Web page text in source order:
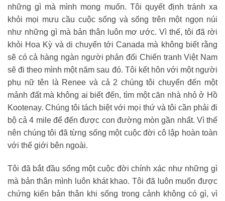
những gì mà mình mong muốn. Tôi quyết định tránh xa
khỏi mọi mưu cầu cuộc sống và sống trên một ngọn núi
như những gì mà bản thân luôn mơ ước. Vì thế, tôi đã rời
khỏi Hoa Kỳ và di chuyển tới Canada mà không biết rằng
sẽ có cả hàng ngàn người phản đối Chiến tranh Việt Nam
sẽ đi theo mình một năm sau đó. Tôi kết hôn với một người
phụ nữ tên là Renee và cả 2 chúng tôi chuyển đến một
mảnh đất mà không ai biết đến, tìm một căn nhà nhỏ ở Hồ
Kootenay. Chúng tôi tách biệt với mọi thứ và tôi cần phải đi
bộ cả 4 mile để đến được con đường mòn gần nhất. Vì thế
nên chúng tôi đã từng sống một cuộc đời cô lập hoàn toàn
với thế giới bên ngoài.
Tôi đã bắt đầu sống một cuộc đời chính xác như những gì
mà bản thân mình luôn khát khao. Tôi đã luôn muốn được
chứng kiến bản thân khi sống trong cảnh không có gì, vì